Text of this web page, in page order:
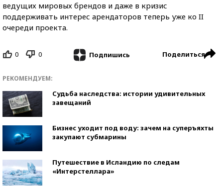
ведущих мировых брендов и даже в кризис
поддерживать интерес арендаторов теперь уже ко II
очереди проекта.
0 0 Подпишись Поделиться
РЕКОМЕНДУЕМ:
Судьба наследства: истории удивительных
завещаний
Бизнес уходит под воду: зачем на суперъяхты
закупают субмарины
Путешествие в Исландию по следам
«Интерстеллара»